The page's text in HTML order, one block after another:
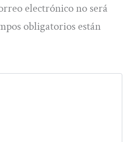
electrónico no será
obligatorios están